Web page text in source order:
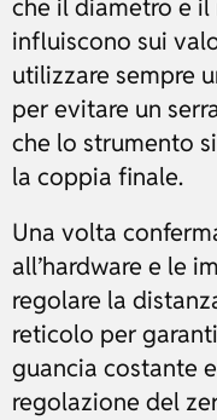
che il diametro e
influiscono sui
utilizzare sempre
per evitare un
che lo strumento
la coppia finale.
Una volta
all’hardware e le
regolare la
reticolo per
guancia costante
regolazione del